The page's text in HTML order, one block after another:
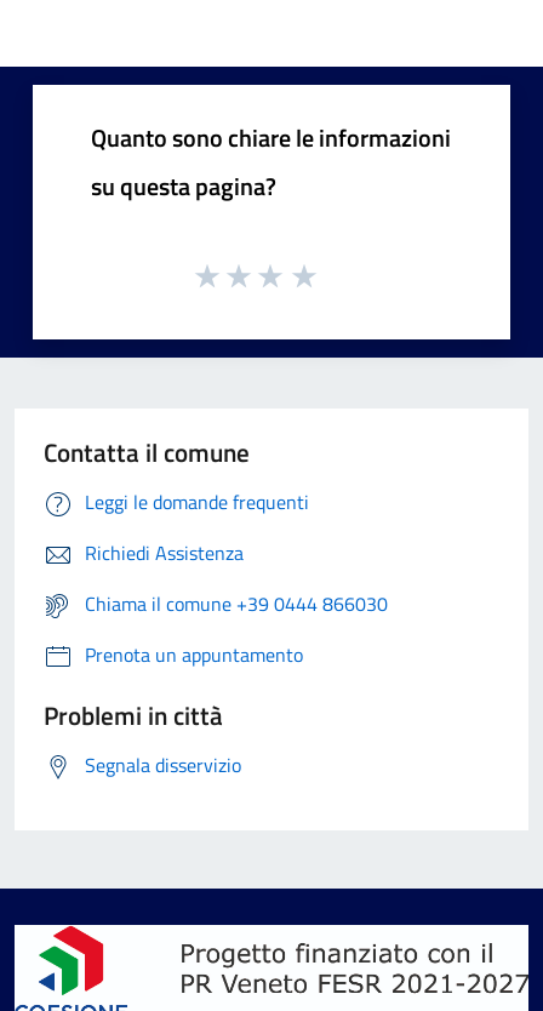
Quanto sono chiare le informazioni
su questa pagina?
Contatta il comune
Leggi le domande frequenti
Richiedi Assistenza
Chiama il comune +39 0444 866030
Prenota un appuntamento
Problemi in città
Segnala disservizio